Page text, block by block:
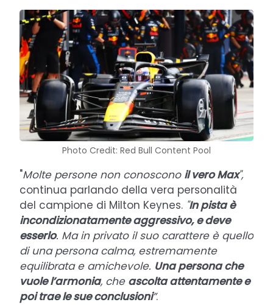
Photo Credit: Red Bull Content Pool
"Molte persone non conoscono il vero Max",
continua parlando della vera personalità
del campione di Milton Keynes. "In pista è
incondizionatamente aggressivo, e deve
esserlo. Ma in privato il suo carattere è quello
di una persona calma, estremamente
equilibrata e amichevole. Una persona che
vuole l’armonia, che ascolta attentamente e
poi trae le sue conclusioni”.